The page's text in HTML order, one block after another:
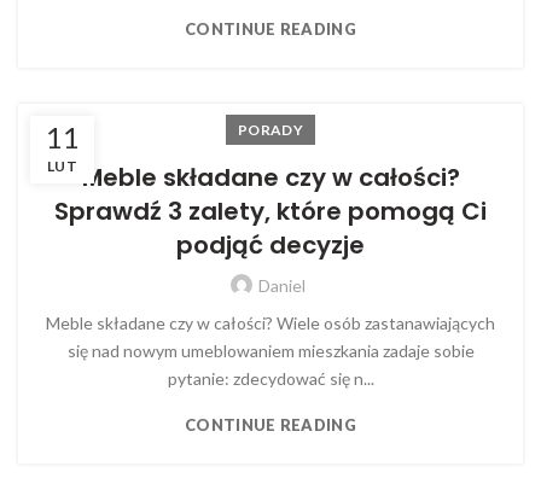
CONTINUE READING
11
LUT
PORADY
Meble składane czy w całości?
Sprawdź 3 zalety, które pomogą Ci
podjąć decyzje
Daniel
Meble składane czy w całości? Wiele osób zastanawiających
się nad nowym umeblowaniem mieszkania zadaje sobie
pytanie: zdecydować się n...
CONTINUE READING